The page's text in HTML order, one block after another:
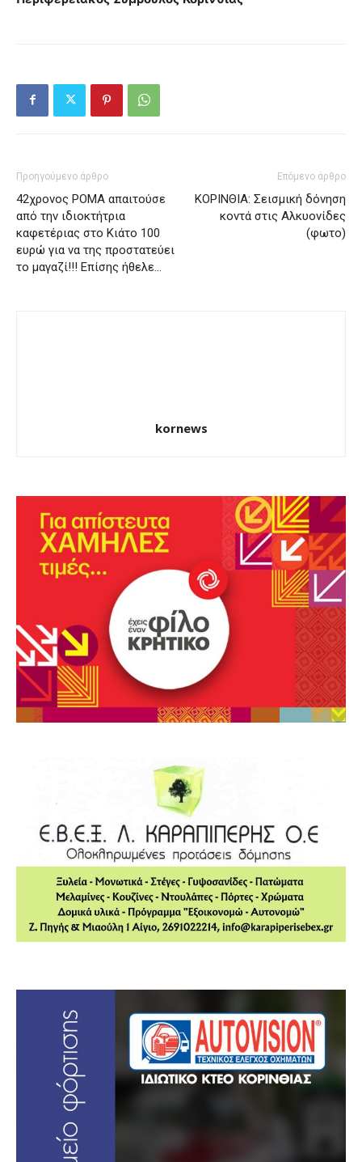
Προηγούμενο άρθρο
42χρονος ΡΟΜΑ απαιτούσε
από την ιδιοκτήτρια
καφετέριας στο Κιάτο 100
ευρώ για να της προστατεύει
το μαγαζί!!! Επίσης ήθελε…
Επόμενο άρθρο
ΚΟΡΙΝΘΙΑ: Σεισμική δόνηση
κοντά στις Αλκυονίδες
(φωτο)
kornews